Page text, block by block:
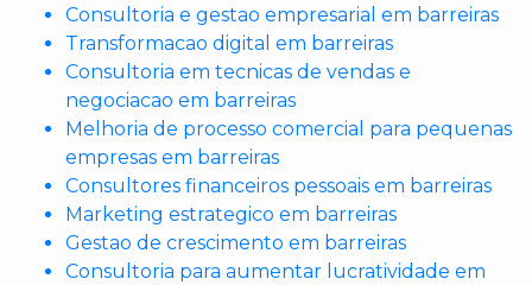
Consultoria e gestao empresarial em barreiras
Transformacao digital em barreiras
Consultoria em tecnicas de vendas e
negociacao em barreiras
Melhoria de processo comercial para pequenas
empresas em barreiras
Consultores financeiros pessoais em barreiras
Marketing estrategico em barreiras
Gestao de crescimento em barreiras
Consultoria para aumentar lucratividade em